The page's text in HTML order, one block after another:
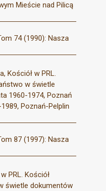
Mieście nad Pilicą
74 (1990): Nasza
Kościół w PRL.
w świetle
1960-1974, Poznań
Poznań-Pelplin
87 (1997): Nasza
PRL. Kościół
świetle dokumentów